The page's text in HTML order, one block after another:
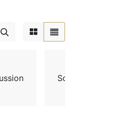
Schlagwerk